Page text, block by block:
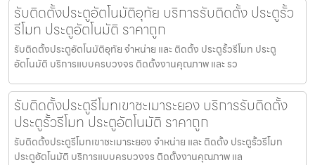
รับติดตั้งประตูอัตโนมัติอุทัย บริการรับติดตั้ง ประตูรั้ว
รีโมท ประตูอัตโนมัติ ราคาถูก
รับติดตั้งประตูอัตโนมัติอุทัย จำหน่าย และ ติดตั้ง ประตูรั้วรีโมท ประตู
อัตโนมัติ บริการแบบครบวงจร ติดตั้งงานคุณภาพ และ รว
รับติดตั้งประตูรีโมทเขาชะเมาระยอง บริการรับติดตั้ง
ประตูรั้วรีโมท ประตูอัตโนมัติ ราคาถูก
รับติดตั้งประตูรีโมทเขาชะเมาระยอง จำหน่าย และ ติดตั้ง ประตูรั้วรีโมท
ประตูอัตโนมัติ บริการแบบครบวงจร ติดตั้งงานคุณภาพ แล